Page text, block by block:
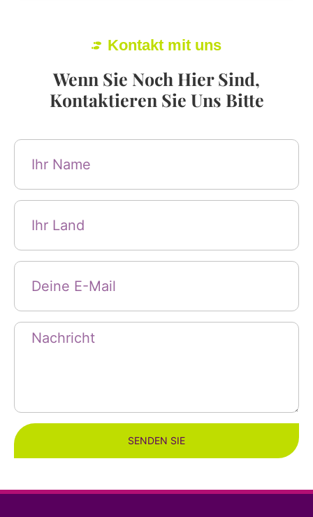
Kontakt mit uns
Wenn Sie Noch Hier Sind,
Kontaktieren Sie Uns Bitte
SENDEN SIE